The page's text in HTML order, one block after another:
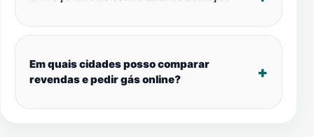
Em quais cidades posso comparar
revendas e pedir gás online?